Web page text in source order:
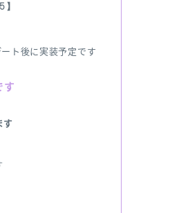
】
ト後に実装予定です
す
す